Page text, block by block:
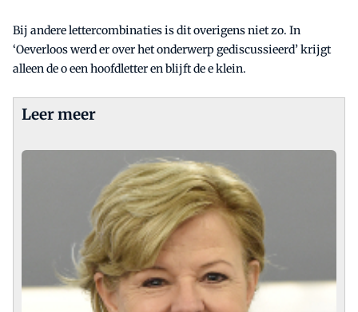
Bij andere lettercombinaties is dit overigens niet zo. In
‘Oeverloos werd er over het onderwerp gediscussieerd’ krijgt
alleen de o een hoofdletter en blijft de e klein.
Leer meer